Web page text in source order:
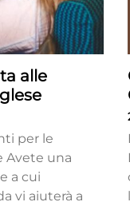
alle
per le
Avete una
a cui
vi aiuterà a